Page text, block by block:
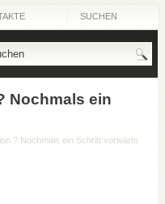
SUCHEN
Nochmals ein
? Nochmals ein Schritt vorwärts